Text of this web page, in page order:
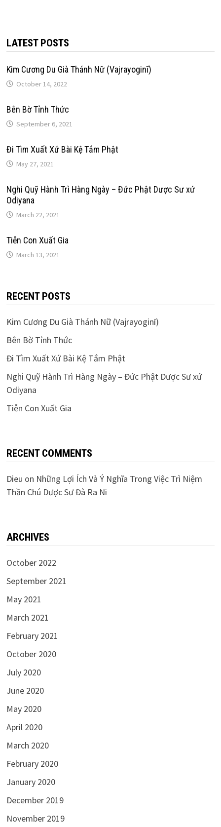
LATEST POSTS
Kim Cương Du Già Thánh Nữ (Vajrayoginī)
October 14, 2022
Bên Bờ Tỉnh Thức
September 6, 2021
Đi Tìm Xuất Xứ Bài Kệ Tắm Phật
May 27, 2021
Nghi Quỹ Hành Trì Hàng Ngày – Đức Phật Dược Sư xứ
Odiyana
March 22, 2021
Tiễn Con Xuất Gia
March 13, 2021
RECENT POSTS
Kim Cương Du Già Thánh Nữ (Vajrayoginī)
Bên Bờ Tỉnh Thức
Đi Tìm Xuất Xứ Bài Kệ Tắm Phật
Nghi Quỹ Hành Trì Hàng Ngày – Đức Phật Dược Sư xứ
Odiyana
Tiễn Con Xuất Gia
RECENT COMMENTS
Dieu on Những Lợi Ích Và Ý Nghĩa Trong Việc Trì Niệm
Thần Chú Dược Sư Đà Ra Ni
ARCHIVES
October 2022
September 2021
May 2021
March 2021
February 2021
October 2020
July 2020
June 2020
May 2020
April 2020
March 2020
February 2020
January 2020
December 2019
November 2019